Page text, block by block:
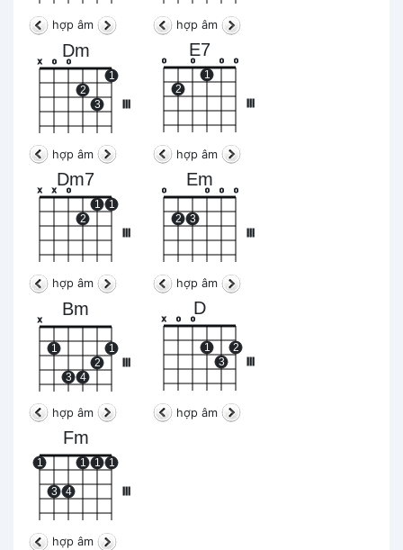
hợp âm hợp âm
Dm
III
x o o
2
3
1
hợp âm
E7
o
2
o
1
o o
hợp âm
Dm7
III
x x o
2
1 1
hợp âm
Em
o
2 3
o o o
hợp âm
Bm
III
x
1
3 4
2
1
hợp âm
D
x o o
1
3
2
hợp âm
Fm
III
1
3 4
1 1 1
hợp âm